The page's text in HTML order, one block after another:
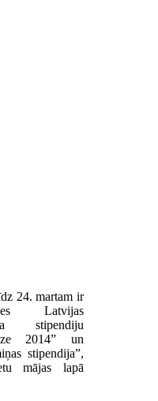
24. martam ir
Latvijas
stipendiju
2014” un
stipendija”,
mājas lapā